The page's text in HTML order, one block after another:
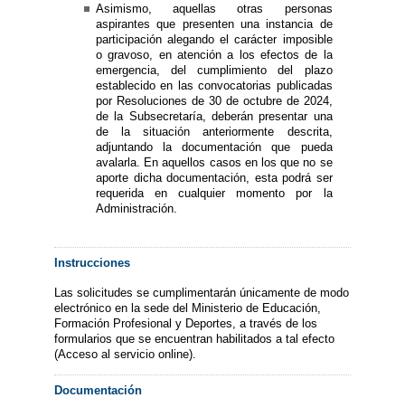
Asimismo, aquellas otras personas
aspirantes que presenten una instancia de
participación alegando el carácter imposible
o gravoso, en atención a los efectos de la
emergencia, del cumplimiento del plazo
establecido en las convocatorias publicadas
por Resoluciones de 30 de octubre de 2024,
de la Subsecretaría, deberán presentar una
de la situación anteriormente descrita,
adjuntando la documentación que pueda
avalarla. En aquellos casos en los que no se
aporte dicha documentación, esta podrá ser
requerida en cualquier momento por la
Administración.
Instrucciones
Las solicitudes se cumplimentarán únicamente de modo
electrónico en la sede del Ministerio de Educación,
Formación Profesional y Deportes, a través de los
formularios que se encuentran habilitados a tal efecto
(Acceso al servicio online).
Documentación